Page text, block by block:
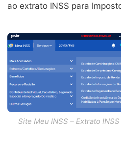
ao extrato INSS para
Site Meu INSS – Extrato